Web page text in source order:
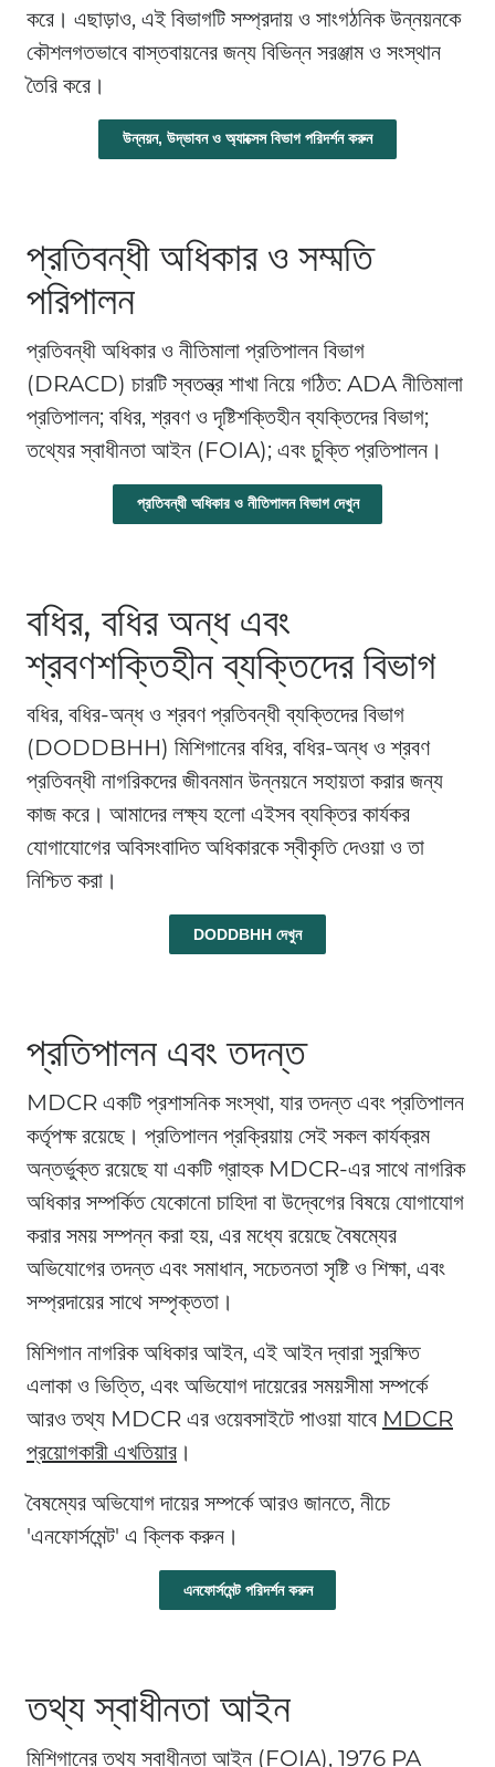
করে। এছাড়াও, এই বিভাগটি সম্প্রদায় ও সাংগঠনিক উন্নয়নকে
কৌশলগতভাবে বাস্তবায়নের জন্য বিভিন্ন সরঞ্জাম ও সংস্থান
তৈরি করে।
উন্নয়ন, উদ্ভাবন ও অ্যাক্সেস বিভাগ পরিদর্শন করুন
প্রতিবন্ধী অধিকার ও সম্মতি
পরিপালন
প্রতিবন্ধী অধিকার ও নীতিমালা প্রতিপালন বিভাগ
(DRACD) চারটি স্বতন্ত্র শাখা নিয়ে গঠিত: ADA নীতিমালা
প্রতিপালন; বধির, শ্রবণ ও দৃষ্টিশক্তিহীন ব্যক্তিদের বিভাগ;
তথ্যের স্বাধীনতা আইন (FOIA); এবং চুক্তি প্রতিপালন।
প্রতিবন্ধী অধিকার ও নীতিপালন বিভাগ দেখুন
বধির, বধির অন্ধ এবং
শ্রবণশক্তিহীন ব্যক্তিদের বিভাগ
বধির, বধির-অন্ধ ও শ্রবণ প্রতিবন্ধী ব্যক্তিদের বিভাগ
(DODDBHH) মিশিগানের বধির, বধির-অন্ধ ও শ্রবণ
প্রতিবন্ধী নাগরিকদের জীবনমান উন্নয়নে সহায়তা করার জন্য
কাজ করে। আমাদের লক্ষ্য হলো এইসব ব্যক্তির কার্যকর
যোগাযোগের অবিসংবাদিত অধিকারকে স্বীকৃতি দেওয়া ও তা
নিশ্চিত করা।
DODDBHH দেখুন
প্রতিপালন এবং তদন্ত
MDCR একটি প্রশাসনিক সংস্থা, যার তদন্ত এবং প্রতিপালন
কর্তৃপক্ষ রয়েছে। প্রতিপালন প্রক্রিয়ায় সেই সকল কার্যক্রম
অন্তর্ভুক্ত রয়েছে যা একটি গ্রাহক MDCR-এর সাথে নাগরিক
অধিকার সম্পর্কিত যেকোনো চাহিদা বা উদ্বেগের বিষয়ে যোগাযোগ
করার সময় সম্পন্ন করা হয়, এর মধ্যে রয়েছে বৈষম্যের
অভিযোগের তদন্ত এবং সমাধান, সচেতনতা সৃষ্টি ও শিক্ষা, এবং
সম্প্রদায়ের সাথে সম্পৃক্ততা।
মিশিগান নাগরিক অধিকার আইন, এই আইন দ্বারা সুরক্ষিত
এলাকা ও ভিত্তি, এবং অভিযোগ দায়েরের সময়সীমা সম্পর্কে
আরও তথ্য MDCR এর ওয়েবসাইটে পাওয়া যাবে MDCR
প্রয়োগকারী এখতিয়ার ।
বৈষম্যের অভিযোগ দায়ের সম্পর্কে আরও জানতে, নীচে
'এনফোর্সমেন্ট' এ ক্লিক করুন।
এনফোর্সমেন্ট পরিদর্শন করুন
তথ্য স্বাধীনতা আইন
মিশিগানের তথ্য স্বাধীনতা আইন (FOIA), 1976 PA